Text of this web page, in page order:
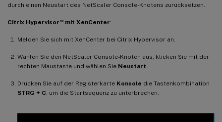
durch einen Neustart des NetScaler Console-Knotens zurücksetzen.
Citrix Hypervisor ™mit XenCenter:
Melden Sie sich mit XenCenter bei Citrix Hypervisor an.
Wählen Sie den NetScaler Console-Knoten aus, klicken Sie mit der
rechten Maustaste und wählen Sie Neustart
Drücken Sie auf der Registerkarte Konsole die Tastenkombination
STRG + C , um die Startsequenz zu unterbrechen.